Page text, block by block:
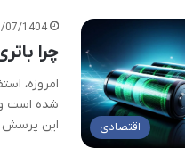
اقتصادی
07/1404
چرا
امروزه،
شده است و
این پرسش